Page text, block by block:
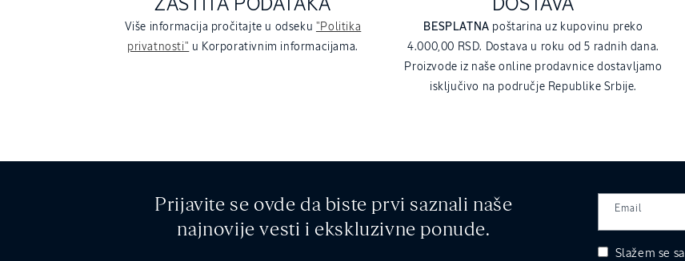
ZAŠTITA PODATAKA
Više informacija pročitajte u odseku "Politika
privatnosti" u Korporativnim informacijama.
DOSTAVA
BESPLATNA poštarina uz kupovinu preko
4.000,00 RSD. Dostava u roku od 5 radnih dana.
Proizvode iz naše online prodavnice dostavljamo
isključivo na područje Republike Srbije.
Prijavite se ovde da biste prvi saznali naše
najnovije vesti i ekskluzivne ponude.
Email
Slažem se sa